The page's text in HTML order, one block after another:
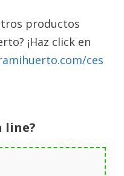
productos
¡Haz click en
ces
line?